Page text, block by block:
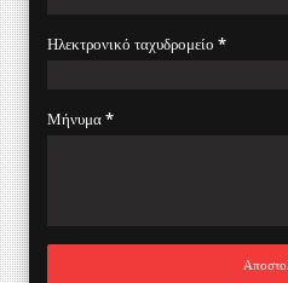
Ηλεκτρονικό ταχυδρομείο *
Μήνυμα*